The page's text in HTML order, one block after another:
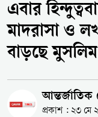
এবার
মাদরাসা ও
বাড়ছে মুসলিম
আন্তর্জাতিক
প্রকাশ : ২৩ মে